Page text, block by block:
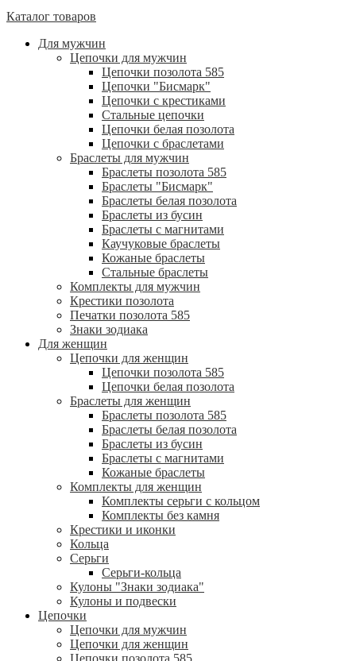
Каталог товаров
Для мужчин
Цепочки для мужчин
Цепочки позолота 585
Цепочки "Бисмарк"
Цепочки с крестиками
Стальные цепочки
Цепочки белая позолота
Цепочки с браслетами
Браслеты для мужчин
Браслеты позолота 585
Браслеты "Бисмарк"
Браслеты белая позолота
Браслеты из бусин
Браслеты с магнитами
Каучуковые браслеты
Кожаные браслеты
Стальные браслеты
Комплекты для мужчин
Крестики позолота
Печатки позолота 585
Знаки зодиака
Для женщин
Цепочки для женщин
Цепочки позолота 585
Цепочки белая позолота
Браслеты для женщин
Браслеты позолота 585
Браслеты белая позолота
Браслеты из бусин
Браслеты с магнитами
Кожаные браслеты
Комплекты для женщин
Комплекты серьги с кольцом
Комплекты без камня
Крестики и иконки
Кольца
Серьги
Серьги-кольца
Кулоны "Знаки зодиака"
Кулоны и подвески
Цепочки
Цепочки для мужчин
Цепочки для женщин
Цепочки позолота 585